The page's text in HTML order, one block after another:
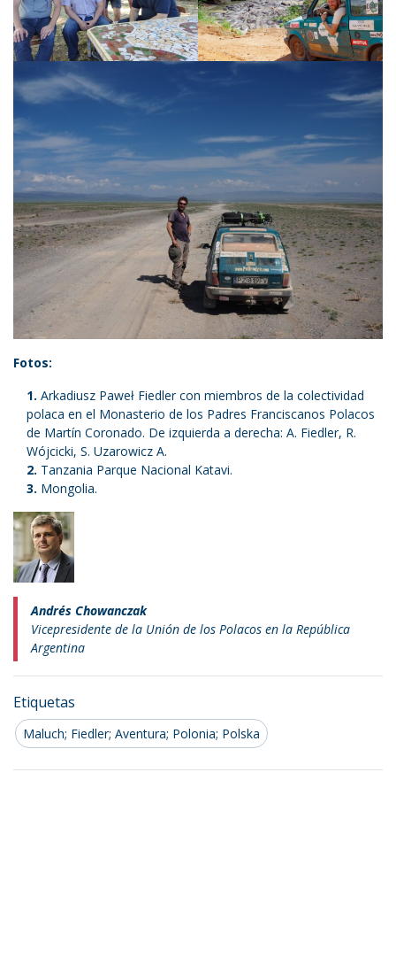
Fotos:
Arkadiusz Paweł Fiedler con miembros de la colectividad
polaca en el Monasterio de los Padres Franciscanos Polacos
de Martín Coronado. De izquierda a derecha: A. Fiedler, R.
Wójcicki, S. Uzarowicz A.
Tanzania Parque Nacional Katavi.
Mongolia.
Andrés Chowanczak
Vicepresidente de la Unión de los Polacos en la República
Argentina
Etiquetas
Maluch; Fiedler; Aventura; Polonia; Polska